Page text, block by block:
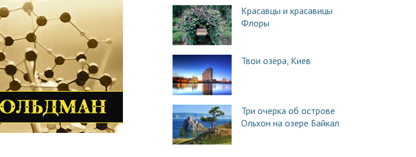
Красавцы и красавицы
Флоры
Твои озёра, Киев
Три очерка об острове
Ольхон на озере Байкал